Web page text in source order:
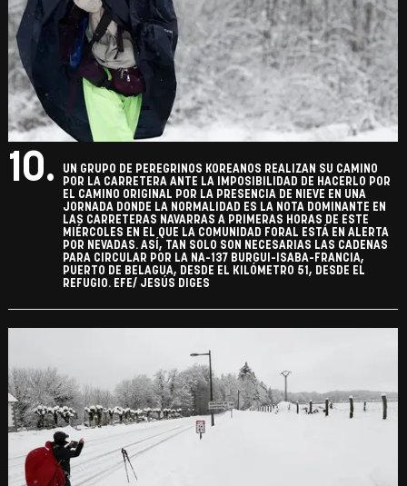
10.
UN GRUPO DE PEREGRINOS KOREANOS REALIZAN SU CAMINO
POR LA CARRETERA ANTE LA IMPOSIBILIDAD DE HACERLO POR
EL CAMINO ORIGINAL POR LA PRESENCIA DE NIEVE EN UNA
JORNADA DONDE LA NORMALIDAD ES LA NOTA DOMINANTE EN
LAS CARRETERAS NAVARRAS A PRIMERAS HORAS DE ESTE
MIÉRCOLES EN EL QUE LA COMUNIDAD FORAL ESTÁ EN ALERTA
POR NEVADAS. ASÍ, TAN SOLO SON NECESARIAS LAS CADENAS
PARA CIRCULAR POR LA NA-137 BURGUI-ISABA-FRANCIA,
PUERTO DE BELAGUA, DESDE EL KILÓMETRO 51, DESDE EL
REFUGIO. EFE/ JESÚS DIGES